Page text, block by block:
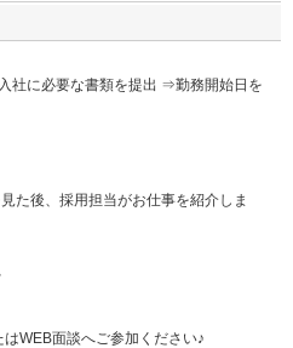
社に必要な書類を提出 ⇒勤務開始日を
た後、採用担当がお仕事を紹介しま
WEB面談へご参加ください♪